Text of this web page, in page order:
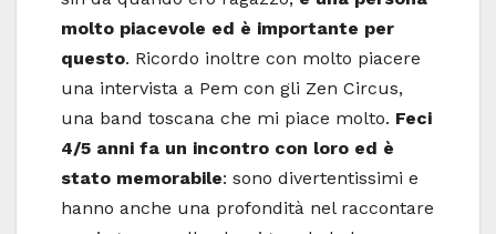
molto piacevole ed è importante per
questo. Ricordo inoltre con molto piacere
una intervista a Pem con gli Zen Circus,
una band toscana che mi piace molto. Feci
4/5 anni fa un incontro con loro ed è
stato memorabile: sono divertentissimi e
hanno anche una profondità nel raccontare